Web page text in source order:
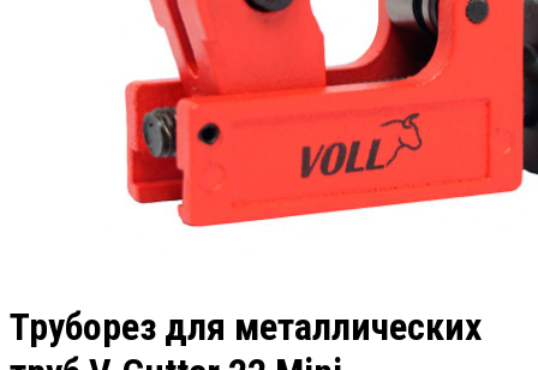
Труборез для металлических